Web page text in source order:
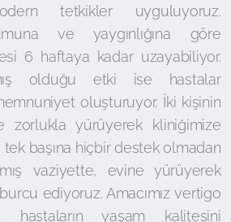
tetkikler uyguluyoruz.
ve yaygınlığına göre
6 haftaya kadar uzayabiliyor.
olduğu etki ise hastalar
oluşturuyor. İki kişinin
zorlukla yürüyerek kliniğimize
tek başına hiçbir destek olmadan
vaziyette, evine yürüyerek
ediyoruz. Amacımız vertigo
hastaların yaşam kalitesini